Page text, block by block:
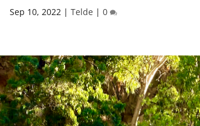
Sep 10, 2022| Telde | 0